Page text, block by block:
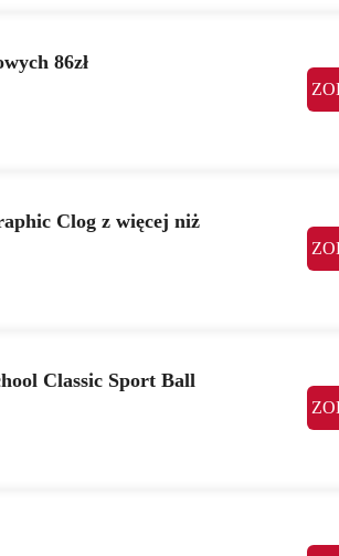
86zł
Clog z więcej niż
Classic Sport Ball